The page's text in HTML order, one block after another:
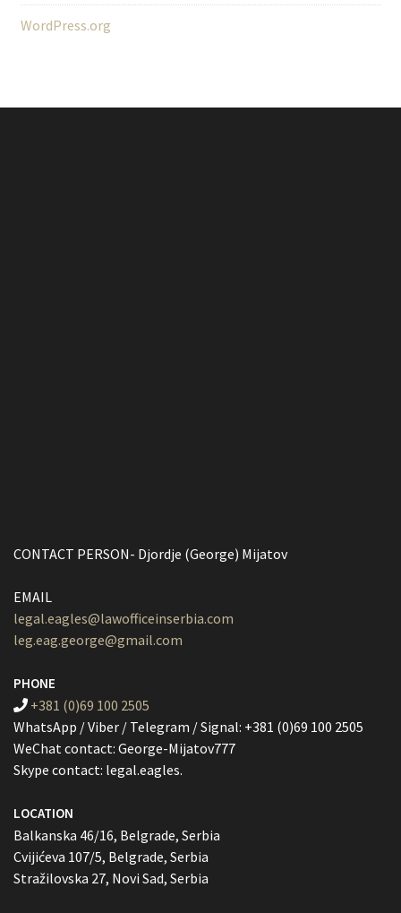
WordPress.org
CONTACT PERSON- Djordje (George) Mijatov
EMAIL
legal.eagles@lawofficeinserbia.com
leg.eag.george@gmail.com
PHONE
+381 (0)69 100 2505
WhatsApp / Viber / Telegram / Signal: +381 (0)69 100 2505
WeChat contact: George-Mijatov777
Skype contact: legal.eagles.
LOCATION
Balkanska 46/16, Belgrade, Serbia
Cvijićeva 107/5, Belgrade, Serbia
Stražilovska 27, Novi Sad, Serbia